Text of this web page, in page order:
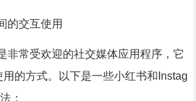
的交互使用
非常受欢迎的社交媒体应用程序，它
的方式。以下是一些小红书和Instag
：